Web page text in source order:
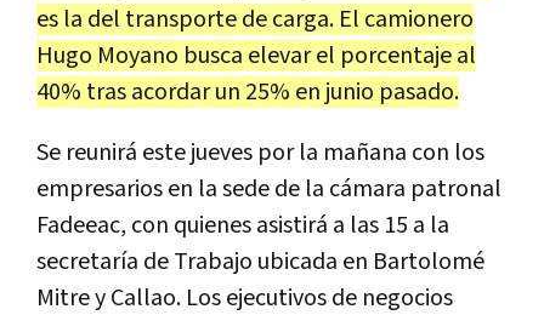
es la del transporte de carga. El camionero
Hugo Moyano busca elevar el porcentaje al
40% tras acordar un 25% en junio pasado.
Se reunirá este jueves por la mañana con los
empresarios en la sede de la cámara patronal
Fadeeac, con quienes asistirá a las 15 a la
secretaría de Trabajo ubicada en Bartolomé
Mitre y Callao. Los ejecutivos de negocios